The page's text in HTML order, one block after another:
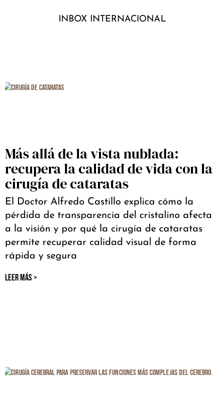
INBOX INTERNACIONAL
Más allá de la vista nublada:
recupera la calidad de vida con la
cirugía de cataratas
El Doctor Alfredo Castillo explica cómo la
pérdida de transparencia del cristalino afecta
a la visión y por qué la cirugía de cataratas
permite recuperar calidad visual de forma
rápida y segura
LEER MÁS >